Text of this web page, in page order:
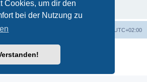
Cookies, um dir den
bei der Nutzung zu
UTC+02:00
® Forum Software © phpBB Limited
Übersetzung durch
|Nutzungsbedingungen